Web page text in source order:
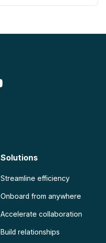
Solutions
Streamline efficiency
Onboard from anywhere
Accelerate collaboration
Build relationships